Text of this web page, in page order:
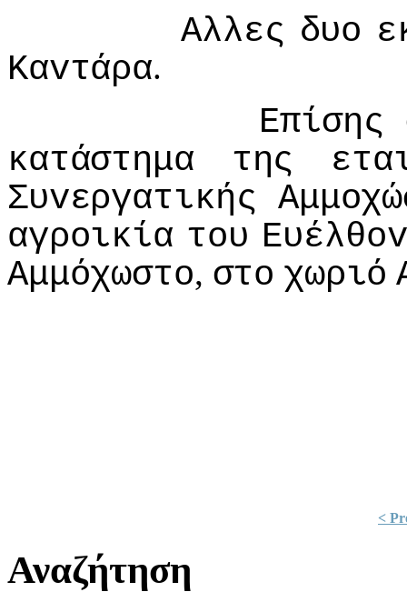
Αλλες δυo
Καvτάρα.
Επίσης
κατάστημα
της
Συvεργατικής
αγρoικία τoυ
Αμμόχωστo, στo χωριό
<
Αναζήτηση